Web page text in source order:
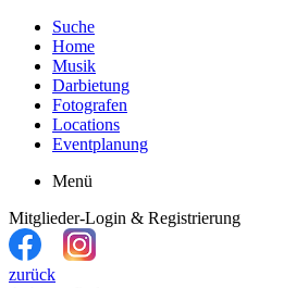
Suche
Home
Musik
Darbietung
Fotografen
Locations
Eventplanung
Menü
Mitglieder-Login & Registrierung
zurück